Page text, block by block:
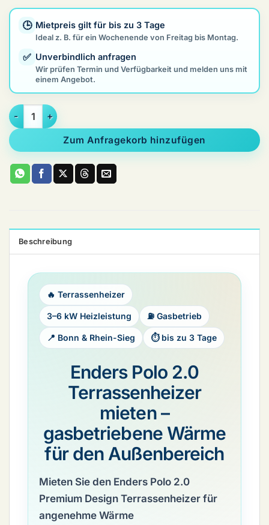
🕒 Mietpreis gilt für bis zu 3 Tage
Ideal z. B. für ein Wochenende von Freitag bis Montag.
✅ Unverbindlich anfragen
Wir prüfen Termin und Verfügbarkeit und melden uns mit
einem Angebot.
Enders Polo 2.0 Premium Terrassenheizer Menge
Zum Anfragekorb hinzufügen
Beschreibung
🔥 Terrassenheizer
3–6 kW Heizleistung ⛽ Gasbetrieb
📍 Bonn & Rhein-Sieg ⏱ bis zu 3 Tage
Enders Polo 2.0
Terrassenheizer
mieten –
gasbetriebene Wärme
für den Außenbereich
Mieten Sie den Enders Polo 2.0
Premium Design Terrassenheizer für
angenehme Wärme